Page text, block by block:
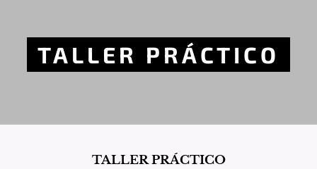
TALLER PRÁCTICO
TALLER PRÁCTICO